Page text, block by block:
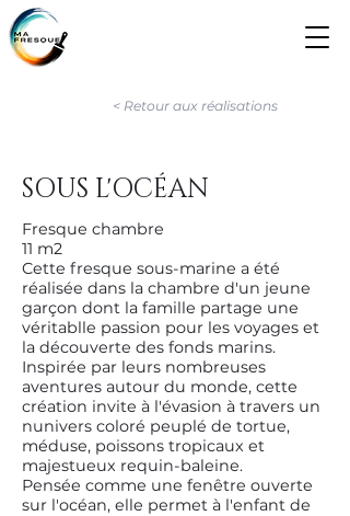
< Retour aux réalisations
SOUS L'OCÉAN
Fresque chambre
11 m2
Cette fresque sous-marine a été
réalisée dans la chambre d'un jeune
garçon dont la famille partage une
véritablle passion pour les voyages et
la découverte des fonds marins.
Inspirée par leurs nombreuses
aventures autour du monde, cette
création invite à l'évasion à travers un
nunivers coloré peuplé de tortue,
méduse, poissons tropicaux et
majestueux requin-baleine.
Pensée comme une fenêtre ouverte
sur l'océan, elle permet à l'enfant de